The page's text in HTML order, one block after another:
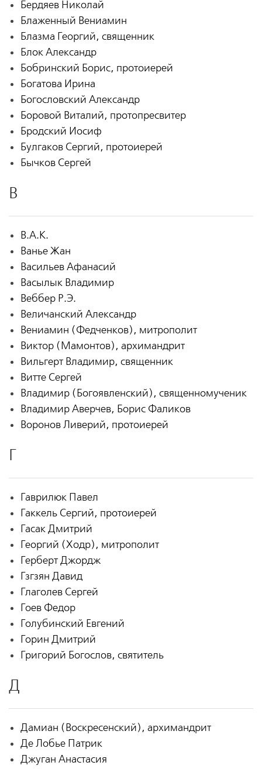
Бердяев Николай
Блаженный Вениамин
Блазма Георгий, священник
Блок Александр
Бобринский Борис, протоиерей
Богатова Ирина
Богословский Александр
Боровой Виталий, протопресвитер
Бродский Иосиф
Булгаков Сергий, протоиерей
Бычков Сергей
В
В.А.К.
Ванье Жан
Васильев Афанасий
Васылык Владимир
Веббер Р.Э.
Величанский Александр
Вениамин (Федченков), митрополит
Виктор (Мамонтов), архимандрит
Вильгерт Владимир, священник
Витте Сергей
Владимир (Богоявленский), священномученик
Владимир Аверчев, Борис Фаликов
Воронов Ливерий, протоиерей
Г
Гаврилюк Павел
Гаккель Сергий, протоиерей
Гасак Дмитрий
Георгий (Ходр), митрополит
Герберт Джордж
Гзгзян Давид
Глаголев Сергей
Гоев Федор
Голубинский Евгений
Горин Дмитрий
Григорий Богослов, святитель
Д
Дамиан (Воскресенский), архимандрит
Де Лобье Патрик
Джуган Анастасия